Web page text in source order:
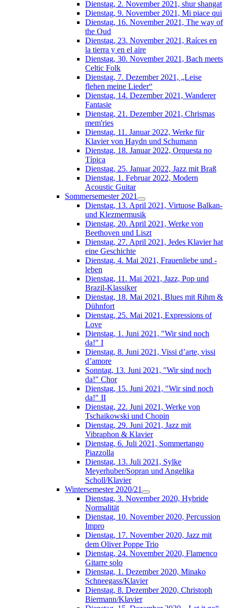
Dienstag, 2. November 2021, shur shangat
Dienstag, 9. November 2021, Mi piace qui
Dienstag, 16. November 2021, The way of
the Oud
Dienstag, 23. November 2021, Raíces en
la tierra y en el aire
Dienstag, 30. November 2021, Bach meets
Celtic Folk
Dienstag, 7. Dezember 2021, „Leise
flehen meine Lieder“
Dienstag, 14. Dezember 2021, Wanderer
Fantasie
Dienstag, 21. Dezember 2021, Chrismas
mem'ries
Dienstag, 11. Januar 2022, Werke für
Klavier von Haydn und Schumann
Dienstag, 18. Januar 2022, Orquesta no
Típica
Dienstag, 25. Januar 2022, Jazz mit Braß
Dienstag, 1. Februar 2022, Modern
Acoustic Guitar
Sommersemester 2021
Dienstag, 13. April 2021, Virtuose Balkan-
und Klezmermusik
Dienstag, 20. April 2021, Werke von
Beethoven und Liszt
Dienstag, 27. April 2021, Jedes Klavier hat
eine Geschichte
Dienstag, 4. Mai 2021, Frauenliebe und -
leben
Dienstag, 11. Mai 2021, Jazz, Pop und
Brazil-Klassiker
Dienstag, 18. Mai 2021, Blues mit Rihm &
Dühnfort
Dienstag, 25. Mai 2021, Expressions of
Love
Dienstag, 1. Juni 2021, "Wir sind noch
da!" I
Dienstag, 8. Juni 2021, Vissi d’arte, vissi
d’amore
Sonntag, 13. Juni 2021, "Wir sind noch
da!" Chor
Dienstag, 15. Juni 2021, "Wir sind noch
da!" II
Dienstag, 22. Juni 2021, Werke von
Tschaikowski und Chopin
Dienstag, 29. Juni 2021, Jazz mit
Vibraphon & Klavier
Dienstag, 6. Juli 2021, Sommertango
Piazzolla
Dienstag, 13. Juli 2021, Sylke
Meyerhuber/Sopran und Angelika
Scholl/Klavier
Wintersemester 2020/21
Dienstag, 3. November 2020, Hybride
Normalität
Dienstag, 10. November 2020, Percussion
Impro
Dienstag, 17. November 2020, Jazz mit
dem Oliver Poppe Trio
Dienstag, 24. November 2020, Flamenco
Gitarre solo
Dienstag, 1. Dezember 2020, Minako
Schneegass/Klavier
Dienstag, 8. Dezember 2020, Christoph
Biermann/Klavier